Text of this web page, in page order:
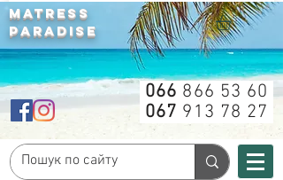
MATRESS
PARADISE
066 866 53 60
067 913 78 27